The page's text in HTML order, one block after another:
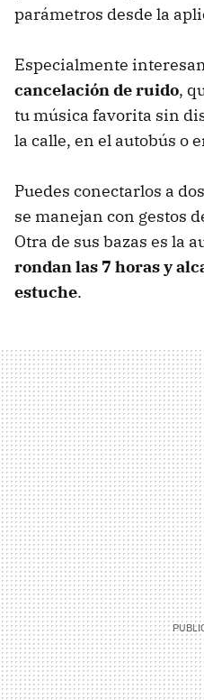
parámetros desde la
Especialmente
cancelación de ruido,
tu música favorita sin
la calle, en el autobús o
Puedes conectarlos a
se manejan con gestos
Otra de sus bazas es la
rondan las 7 horas y
estuche.